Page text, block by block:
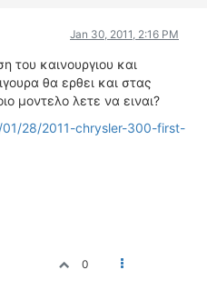
Jan 30, 2011, 2:16 PM
του καινουργιου και
θα ερθει και στας
μοντελο λετε να ειναι?
28/2011-chrysler-300-first-
0